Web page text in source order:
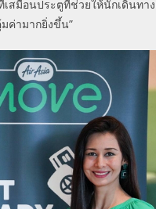
สมือนประตูที่ช่วยให้นักเดินทา
ค่ามากยิ่งขึ้น”